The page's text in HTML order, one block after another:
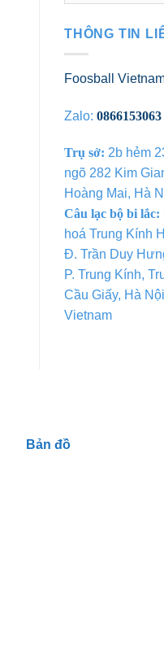
THÔNG TIN
Foosball
Zalo: 0866153063
Trụ sở: 2b hẻm
ngõ 282 Kim
Hoàng Mai, Hà
Câu lạc bộ bi lắc:
hoá Trung Kính
Đ. Trần Duy
P. Trung Kính,
Cầu Giấy, Hà
Vietnam
Bản đồ